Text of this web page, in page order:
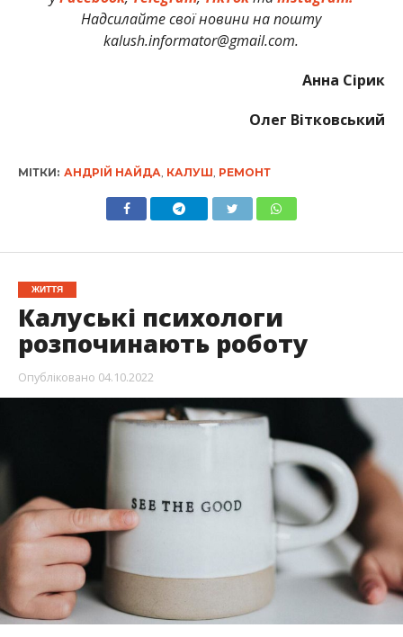
Надсилайте свої новини на пошту
kalush.informator@gmail.com.
Анна Сірик
Олег Вітковський
МІТКИ: АНДРІЙ НАЙДА КАЛУШ РЕМОНТ
ЖИТТЯ
Калуські психологи
розпочинають роботу
Опубліковано 04.10.2022